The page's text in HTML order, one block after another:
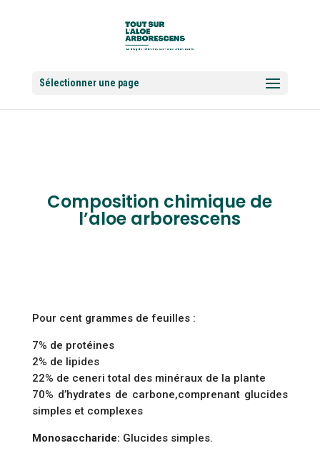
Sélectionner une page
Composition chimique de
l’aloe arborescens
Pour cent grammes de feuilles :
7% de protéines
2% de lipides
22% de ceneri total des minéraux de la plante
70% d’hydrates de carbone,comprenant glucides
simples et complexes
Monosaccharide: Glucides simples.